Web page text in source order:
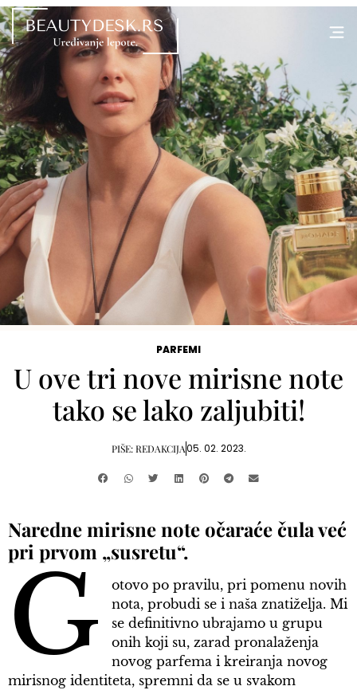
PARFEMI
U ove tri nove mirisne note
tako se lako zaljubiti!
PIŠE:REDAKCIJA05. 02. 2023.
Naredne mirisne note očaraće čula već
pri prvom „susretu“.
G
otovo po pravilu, pri pomenu novih
nota, probudi se i naša znatiželja. Mi
se definitivno ubrajamo u grupu
onih koji su, zarad pronalaženja
novog parfema i kreiranja novog
mirisnog identiteta, spremni da se u svakom